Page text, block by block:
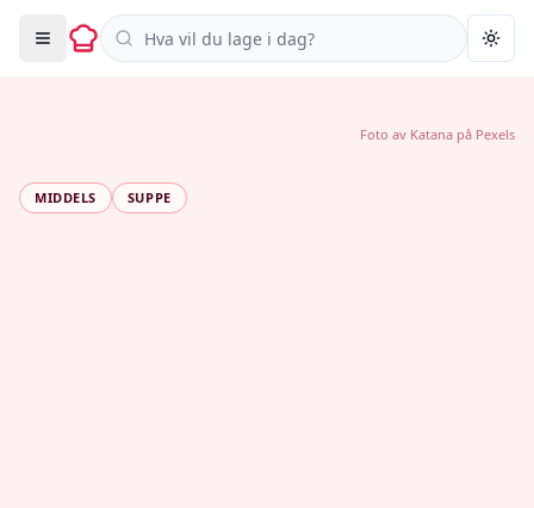
Søk i oppskrifter
MIDDELS SUPPE
Foto av Katana på Pexels